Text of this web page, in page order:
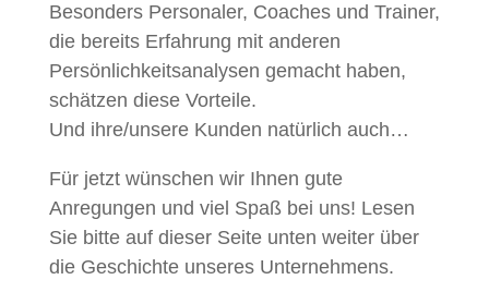
Besonders Personaler, Coaches und Trainer,
die bereits Erfahrung mit anderen
Persönlichkeitsanalysen gemacht haben,
schätzen diese Vorteile.
Und ihre/unsere Kunden natürlich auch…
Für jetzt wünschen wir Ihnen gute
Anregungen und viel Spaß bei uns! Lesen
Sie bitte auf dieser Seite unten weiter über
die Geschichte unseres Unternehmens.